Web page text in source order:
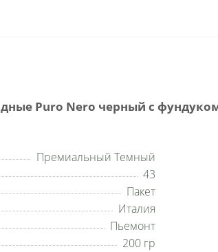
Puro Nero черный с фундуком
Премиальный Темный
43
Пакет
Италия
Пьемонт
200 гр